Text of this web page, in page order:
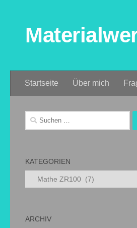
Startseite Über mich
Suchen
nach:
KATEGORIEN
Kategorien
ARCHIV